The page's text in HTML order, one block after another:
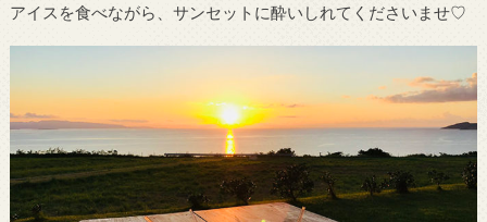
アイスを食べながら、サンセットに酔いしれてくださいませ♡